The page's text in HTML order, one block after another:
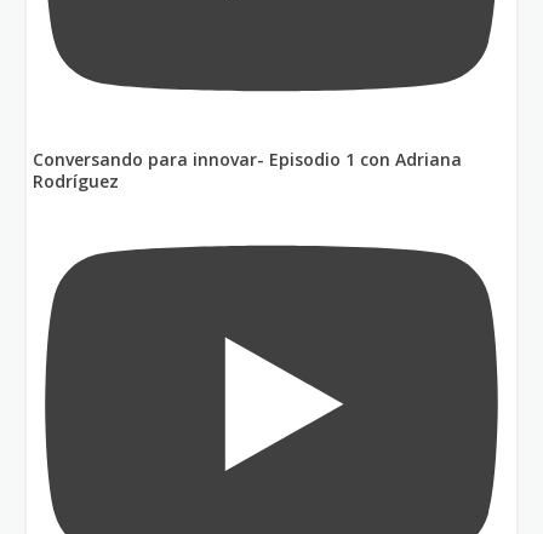
Conversando para innovar- Episodio 1 con Adriana
Rodríguez